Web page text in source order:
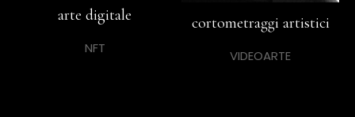
arte digitale
NFT
cortometraggi artistici
VIDEOARTE